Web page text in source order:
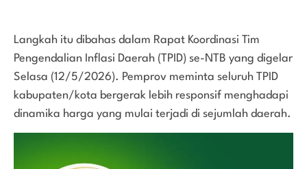
Langkah itu dibahas dalam Rapat Koordinasi Tim
Pengendalian Inflasi Daerah (TPID) se-NTB yang digelar
Selasa (12/5/2026). Pemprov meminta seluruh TPID
kabupaten/kota bergerak lebih responsif menghadapi
dinamika harga yang mulai terjadi di sejumlah daerah.